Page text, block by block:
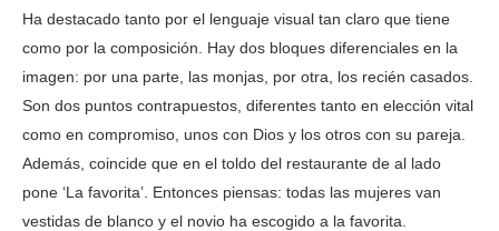
Ha destacado tanto por el lenguaje visual tan claro que tiene
como por la composición. Hay dos bloques diferenciales en la
imagen: por una parte, las monjas, por otra, los recién casados.
Son dos puntos contrapuestos, diferentes tanto en elección vital
como en compromiso, unos con Dios y los otros con su pareja.
Además, coincide que en el toldo del restaurante de al lado
pone ‘La favorita’. Entonces piensas: todas las mujeres van
vestidas de blanco y el novio ha escogido a la favorita.